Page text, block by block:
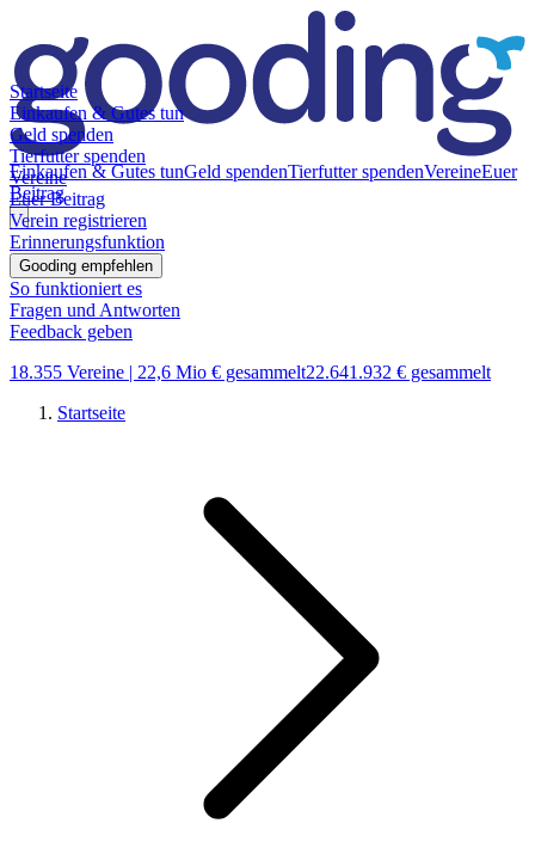
Einkaufen & Gutes tunGeld spendenTierfutter spendenVereineEuer
Beitrag
Startseite
Einkaufen & Gutes tun
Geld spenden
Tierfutter spenden
Vereine
Euer Beitrag
Verein registrieren
Erinnerungsfunktion
Gooding empfehlen
So funktioniert es
Fragen und Antworten
Feedback geben
18.355 Vereine | 22,6 Mio € gesammelt22.641.932 € gesammelt
Startseite